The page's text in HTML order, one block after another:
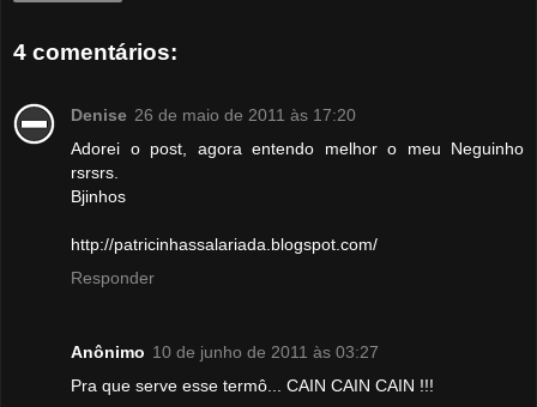
4 comentários:
Denise 26 de maio de 2011 às 17:20
Adorei o post, agora entendo melhor o meu Neguinho
rsrsrs.
Bjinhos
http://patricinhassalariada.blogspot.com/
Responder
Anônimo 10 de junho de 2011 às 03:27
Pra que serve esse termô... CAIN CAIN CAIN !!!